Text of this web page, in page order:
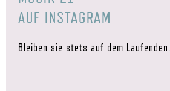
AUF INSTAGRAM
Bleiben sie stets auf dem Laufenden.